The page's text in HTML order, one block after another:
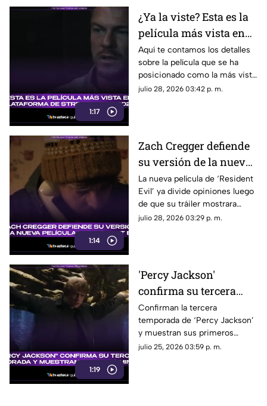
1:17
¿Ya la viste? Esta es la
película más vista en
plataforma de
streaming en 2026;
logró superar las 147
millones de
Aquí te contamos los detalles
sobre la película que se ha
posicionado como la más vista
en plataforma de streaming de
julio 28, 2026 03:42 p. m.
1:14
Zach Cregger defiende
su versión de la nueva
película de 'Resident
Evil' y esto fue lo que
dijo al respecto
La nueva película de ‘Resident
Evil’ ya divide opiniones luego
de que su tráiler mostrara
elementos que no gustan a los
julio 28, 2026 03:29 p. m.
1:19
'Percy Jackson'
confirma su tercera
temporada y muestra
sus primeros minutos:
¿Cuándo se estrena?
Confirman la tercera
temporada de ‘Percy Jackson’
y muestran sus primeros
minutos. Fecha de estreno y
julio 25, 2026 03:59 p. m.